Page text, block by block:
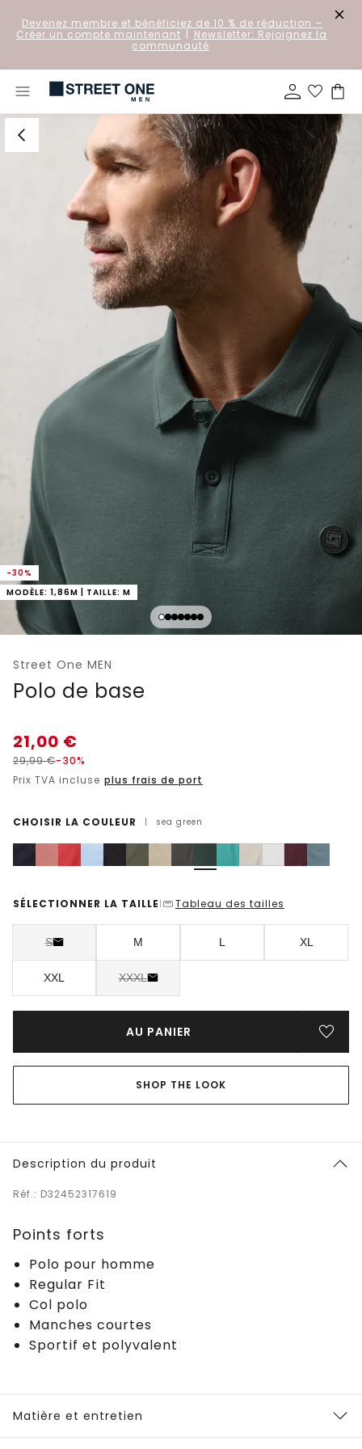
Devenez membre et bénéficiez de 10 % de réduction –
Créer un compte maintenant | Newsletter: Rejoignez la
communauté
-30%
MODÈLE: 1,86M | TAILLE: M
Street One MEN
Polo de base
21,00 €
29,99€-30%
Prix TVA incluse plus frais de port
CHOISIR LA COULEUR | sea green
SÉLECTIONNER LA TAILLE | Tableau des tailles
S M L XL
XXL XXXL
AU PANIER
SHOP THE LOOK
Description du produit
Réf.: D32452317619
Points forts
Polo pour homme
Regular Fit
Col polo
Manches courtes
Sportif et polyvalent
Matière et entretien